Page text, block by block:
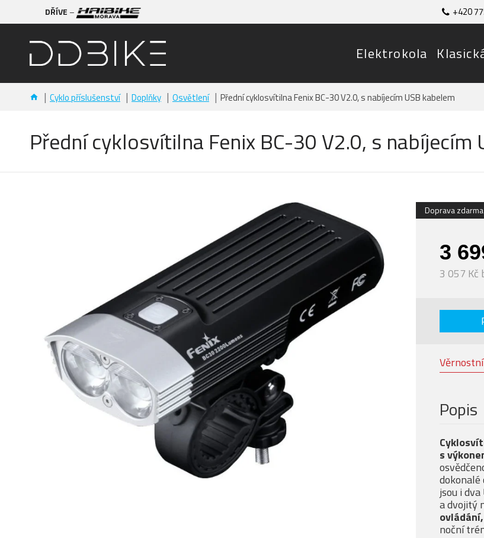
DŘÍVE – +420
Elektrokola
Cyklo příslušenství Doplňky Osvětlení Přední cyklosvítilna Fenix BC-30 V2.0, s nabíjecím USB kabelem
Přední cyklosvítilna Fenix BC-30 V2.0, s nabíjecím
Doprava zdarma
3
3 057 Kč
Popis
s
dokonalé
jsou i
a dvojitý
noční